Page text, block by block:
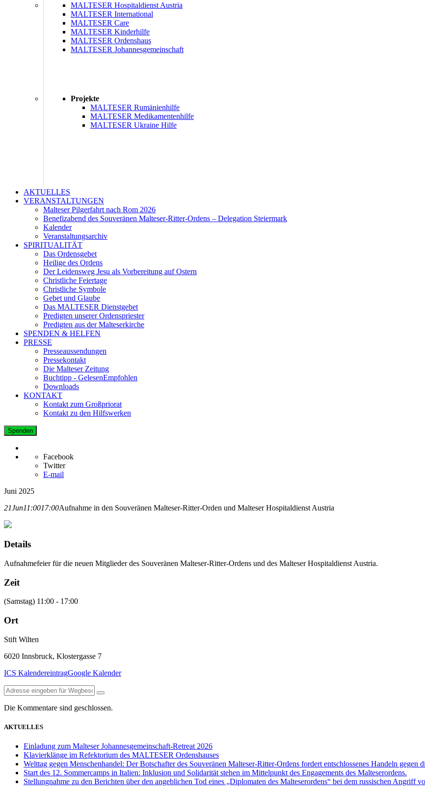
MALTESER Hospitaldienst Austria
MALTESER International
MALTESER Care
MALTESER Kinderhilfe
MALTESER Ordenshaus
MALTESER Johannesgemeinschaft
Projekte
MALTESER Rumänienhilfe
MALTESER Medikamentenhilfe
MALTESER Ukraine Hilfe
AKTUELLES
VERANSTALTUNGEN
Malteser Pilgerfahrt nach Rom 2026
Benefizabend des Souveränen Malteser-Ritter-Ordens – Delegation Steiermark
Kalender
Veranstaltungsarchiv
SPIRITUALITÄT
Das Ordensgebet
Heilige des Ordens
Der Leidensweg Jesu als Vorbereitung auf Ostern
Christliche Feiertage
Christliche Symbole
Gebet und Glaube
Das MALTESER Dienstgebet
Predigten unserer Ordenspriester
Predigten aus der Malteserkirche
SPENDEN & HELFEN
PRESSE
Presseaussendungen
Pressekontakt
Die Malteser Zeitung
Buchtipp - GelesenEmpfohlen
Downloads
KONTAKT
Kontakt zum Großpriorat
Kontakt zu den Hilfswerken
Spenden
Facebook
Twitter
E-mail
Juni 2025
21Jun11:0017:00Aufnahme in den Souveränen Malteser-Ritter-Orden und Malteser Hospitaldienst Austria
Details
Aufnahmefeier für die neuen Mitglieder des Souveränen Malteser-Ritter-Ordens und des Malteser Hospitaldienst Austria.
Zeit
(Samstag) 11:00 - 17:00
Ort
Stift Wilten
6020 Innsbruck, Klostergasse 7
ICS KalendereintragGoogle Kalender
Die Kommentare sind geschlossen.
AKTUELLES
Einladung zum Malteser Johannesgemeinschaft-Retreat 2026
Klavierklänge im Refektorium des MALTESER Ordenshauses
Welttag gegen Menschenhandel: Der Botschafter des Souveränen Malteser-Ritter-Ordens fordert entschlossenes Handeln gegen
Start des 12. Sommercamps in Italien: Inklusion und Solidarität stehen im Mittelpunkt des Engagements des Malteserordens.
Stellungnahme zu den Berichten über den angeblichen Tod eines „Diplomaten des Malteserordens“ bei dem russischen Angriff